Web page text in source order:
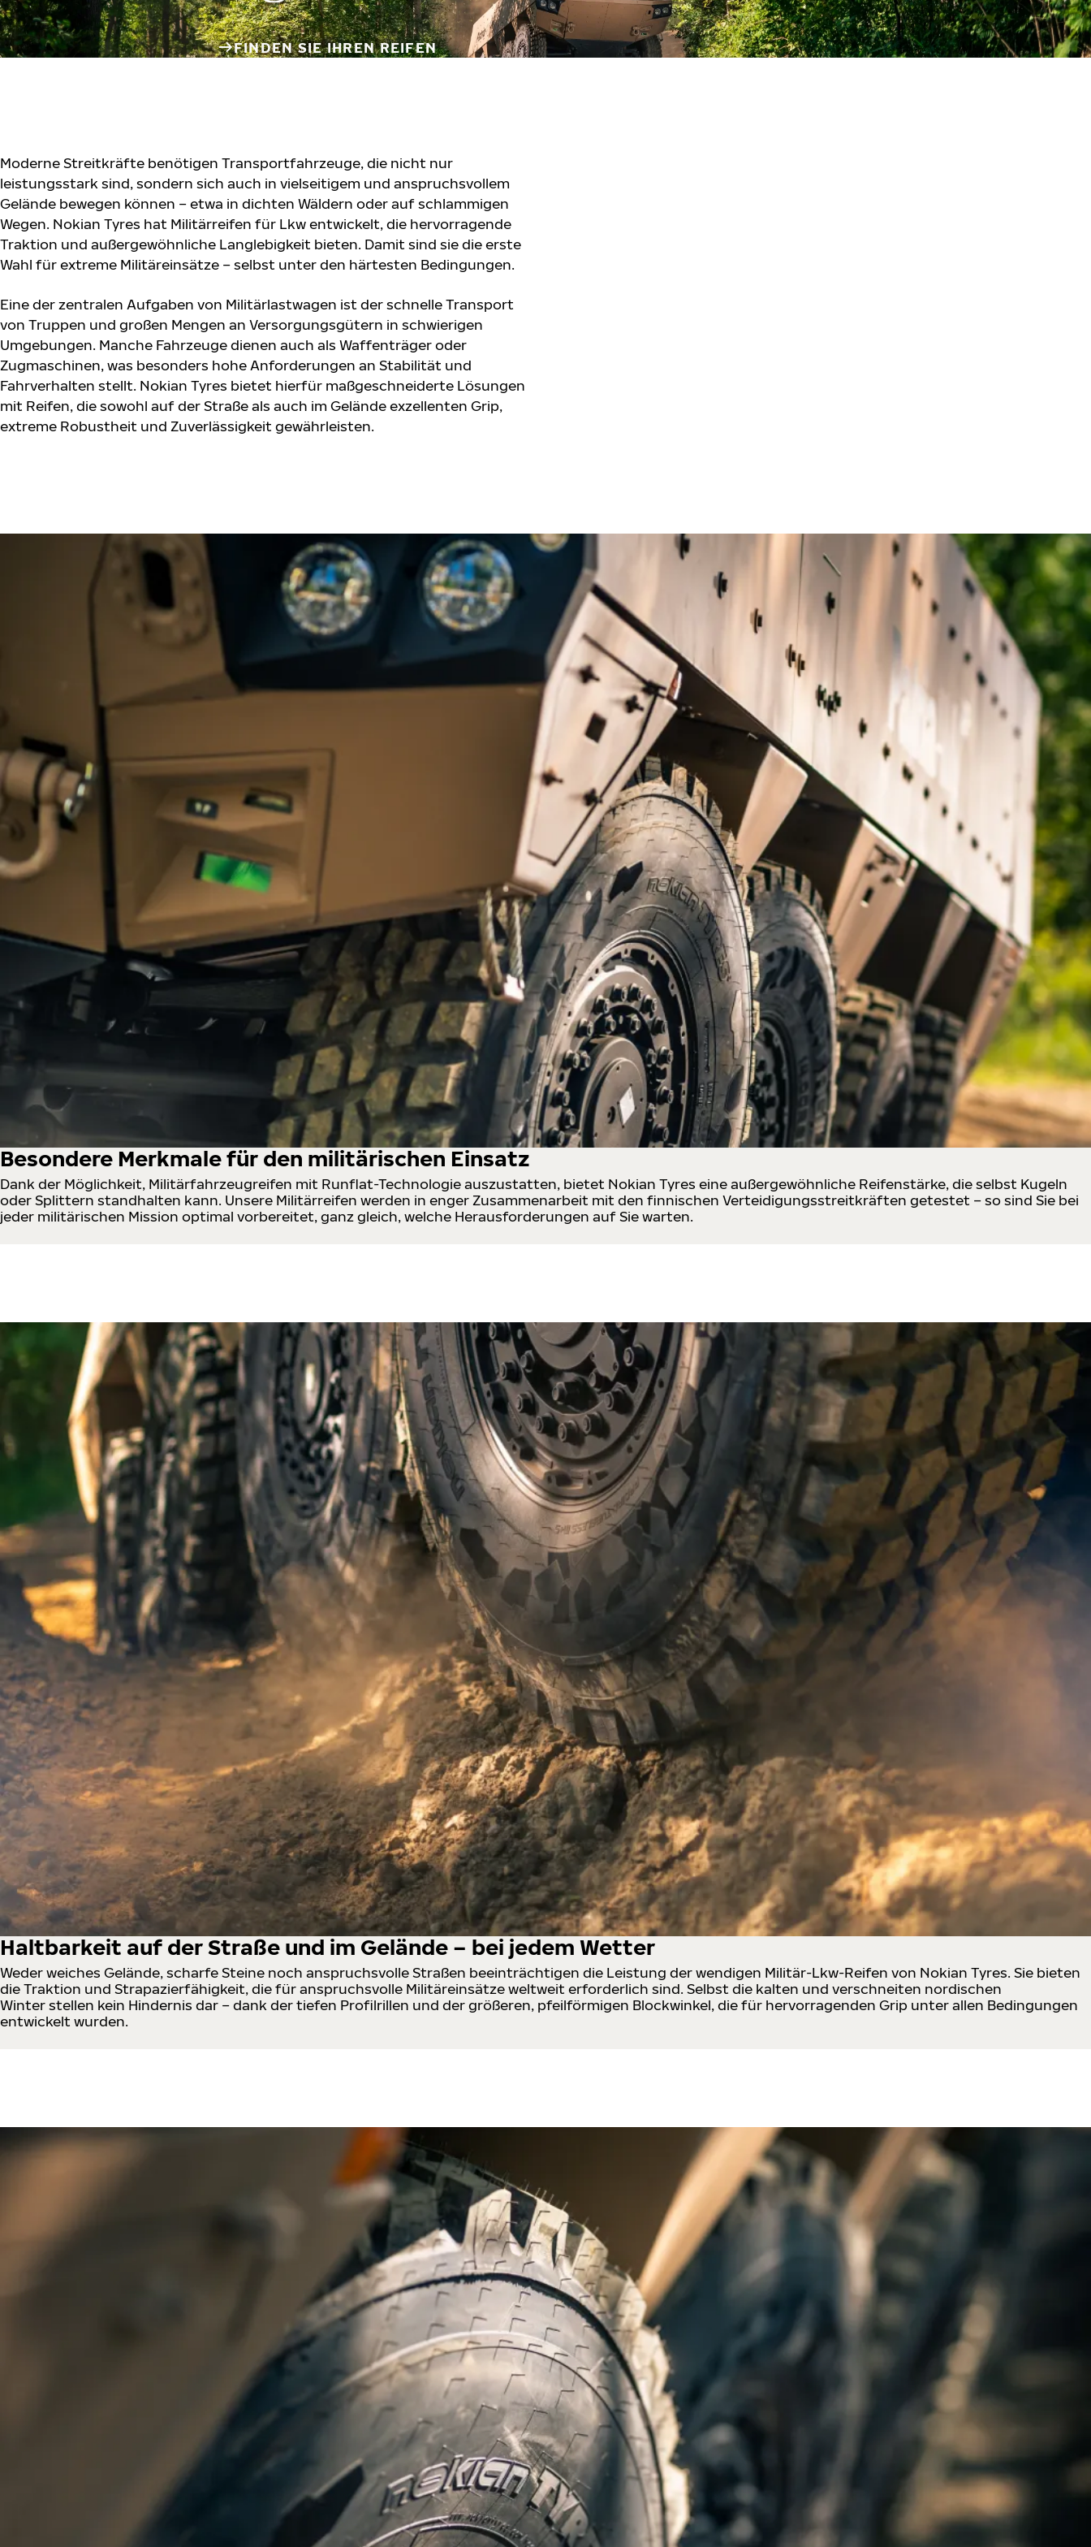
FINDEN SIE IHREN REIFEN
Moderne Streitkräfte benötigen Transportfahrzeuge, die nicht nur
leistungsstark sind, sondern sich auch in vielseitigem und anspruchsvollem
Gelände bewegen können – etwa in dichten Wäldern oder auf schlammigen
Wegen. Nokian Tyres hat Militärreifen für Lkw entwickelt, die hervorragende
Traktion und außergewöhnliche Langlebigkeit bieten. Damit sind sie die erste
Wahl für extreme Militäreinsätze – selbst unter den härtesten Bedingungen.
Eine der zentralen Aufgaben von Militärlastwagen ist der schnelle Transport
von Truppen und großen Mengen an Versorgungsgütern in schwierigen
Umgebungen. Manche Fahrzeuge dienen auch als Waffenträger oder
Zugmaschinen, was besonders hohe Anforderungen an Stabilität und
Fahrverhalten stellt. Nokian Tyres bietet hierfür maßgeschneiderte Lösungen
mit Reifen, die sowohl auf der Straße als auch im Gelände exzellenten Grip,
extreme Robustheit und Zuverlässigkeit gewährleisten.
Besondere Merkmale für den militärischen Einsatz
Dank der Möglichkeit, Militärfahrzeugreifen mit Runflat-Technologie auszustatten, bietet Nokian Tyres eine außergewöhnliche Reifenstärke, die selbst Kugeln
oder Splittern standhalten kann. Unsere Militärreifen werden in enger Zusammenarbeit mit den finnischen Verteidigungsstreitkräften getestet – so sind Sie bei
jeder militärischen Mission optimal vorbereitet, ganz gleich, welche Herausforderungen auf Sie warten.
Haltbarkeit auf der Straße und im Gelände – bei jedem Wetter
Weder weiches Gelände, scharfe Steine noch anspruchsvolle Straßen beeinträchtigen die Leistung der wendigen Militär-Lkw-Reifen von Nokian Tyres. Sie bieten
die Traktion und Strapazierfähigkeit, die für anspruchsvolle Militäreinsätze weltweit erforderlich sind. Selbst die kalten und verschneiten nordischen
Winter stellen kein Hindernis dar – dank der tiefen Profilrillen und der größeren, pfeilförmigen Blockwinkel, die für hervorragenden Grip unter allen Bedingungen
entwickelt wurden.